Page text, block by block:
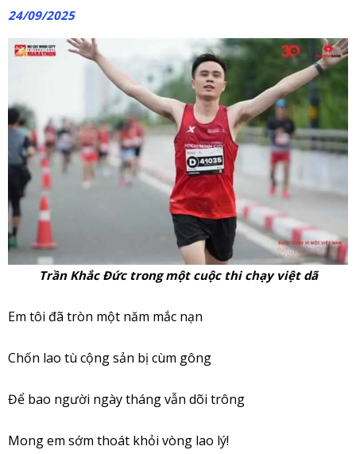
24/09/2025
Trần Khắc Đức trong một cuộc thi chạy việt dã
Em tôi đã tròn một năm mắc nạn
Chốn lao tù cộng sản bị cùm gông
Để bao người ngày tháng vẫn dõi trông
Mong em sớm thoát khỏi vòng lao lý!